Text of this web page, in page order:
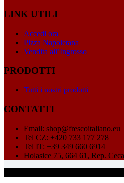
LINK UTILI
Accedi ora
Pizza Napoletana
Vendita all’Ingrosso
PRODOTTI
Tutti i nostri prodotti
CONTATTI
Email: shop@frescoitaliano.eu
Tel CZ: +420 733 177 278
Tel IT: +39 349 660 6914
Holasice 75, 664 61, Rep. Ceca